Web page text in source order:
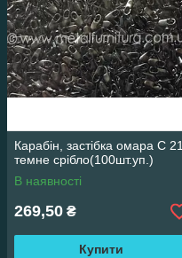
Карабін, застібка омара С 21
темне срібло(100шт.уп.)
В наявності
269,50 ₴
Купити